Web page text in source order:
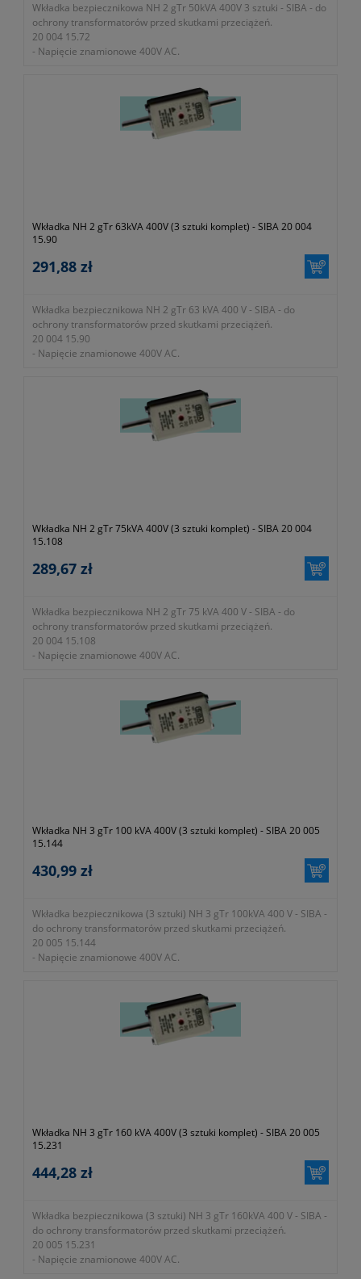
Wkładka bezpiecznikowa NH 2 gTr 50kVA 400V 3 sztuki - SIBA - do
ochrony transformatorów przed skutkami przeciążeń.
20 004 15.72
- Napięcie znamionowe 400V AC.
Wkładka NH 2 gTr 63kVA 400V (3 sztuki komplet) - SIBA 20 004
15.90
291,88 zł
Wkładka bezpiecznikowa NH 2 gTr 63 kVA 400 V - SIBA - do
ochrony transformatorów przed skutkami przeciążeń.
20 004 15.90
- Napięcie znamionowe 400V AC.
Wkładka NH 2 gTr 75kVA 400V (3 sztuki komplet) - SIBA 20 004
15.108
289,67 zł
Wkładka bezpiecznikowa NH 2 gTr 75 kVA 400 V - SIBA - do
ochrony transformatorów przed skutkami przeciążeń.
20 004 15.108
- Napięcie znamionowe 400V AC.
Wkładka NH 3 gTr 100 kVA 400V (3 sztuki komplet) - SIBA 20 005
15.144
430,99 zł
Wkładka bezpiecznikowa (3 sztuki) NH 3 gTr 100kVA 400 V - SIBA -
do ochrony transformatorów przed skutkami przeciążeń.
20 005 15.144
- Napięcie znamionowe 400V AC.
Wkładka NH 3 gTr 160 kVA 400V (3 sztuki komplet) - SIBA 20 005
15.231
444,28 zł
Wkładka bezpiecznikowa (3 sztuki) NH 3 gTr 160kVA 400 V - SIBA -
do ochrony transformatorów przed skutkami przeciążeń.
20 005 15.231
- Napięcie znamionowe 400V AC.